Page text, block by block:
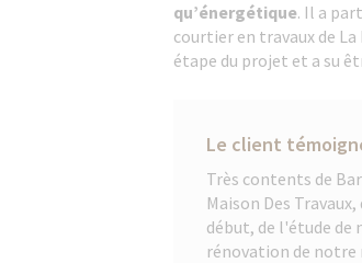
qu’énergétique. Il a
courtier en travaux de La
étape du projet et a su
Le client
Très contents de
Maison Des
début, de l'étude
rénovation de notre